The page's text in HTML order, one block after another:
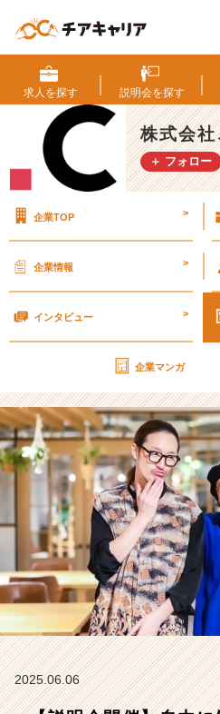
明
会
開
催】
自
由
と
ゃ
頼
の
結
果”【株
式
会
社
こ
れ
か
ら
の
タ
イ
ム
求人を探す 説明会を探す
株式会社
＋ フォロー
企業TOP >
企業情報 >
インタビュー >
企業マンガ
2025.06.06